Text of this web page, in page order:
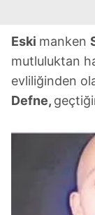
Eski manken
mutluluktan
evliliğinden
Defne,